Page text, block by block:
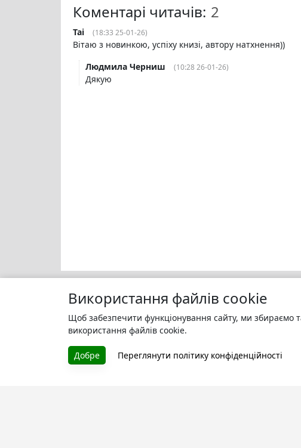
Коментарі читачів:
Tai (18:33 25-01-26)
Вітаю з новинкою, успіху книзі, автору натхнення))
Людмила Черниш
(10:28 26-01-26)
Дякую
Використання файлів cookie
Щоб забезпечити функціонування сайту, ми збираємо
використання файлів cookie.
Добре Переглянути політику конфіденційності
БУКУРУК
Літературна платформа і бібліотека
книг, які можна безкоштовно
Моя
улюблені